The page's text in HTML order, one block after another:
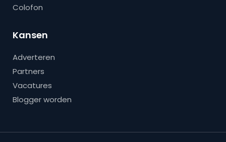
Colofon
Kansen
Adverteren
Partners
Vacatures
Blogger worden